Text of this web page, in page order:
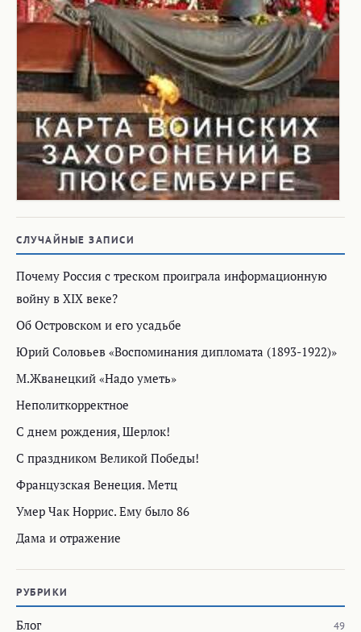
СЛУЧАЙНЫЕ ЗАПИСИ
Почему Россия с треском проиграла информационную
войну в XIX веке?
Об Островском и его усадьбе
Юрий Соловьев «Воспоминания дипломата (1893-1922)»
М.Жванецкий «Надо уметь»
Неполиткорректное
С днем рождения, Шерлок!
С праздником Великой Победы!
Французская Венеция. Метц
Умер Чак Норрис. Ему было 86
Дама и отражение
РУБРИКИ
Блог 49